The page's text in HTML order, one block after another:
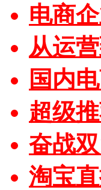
电商
从运
国内
超级
奋战
淘宝